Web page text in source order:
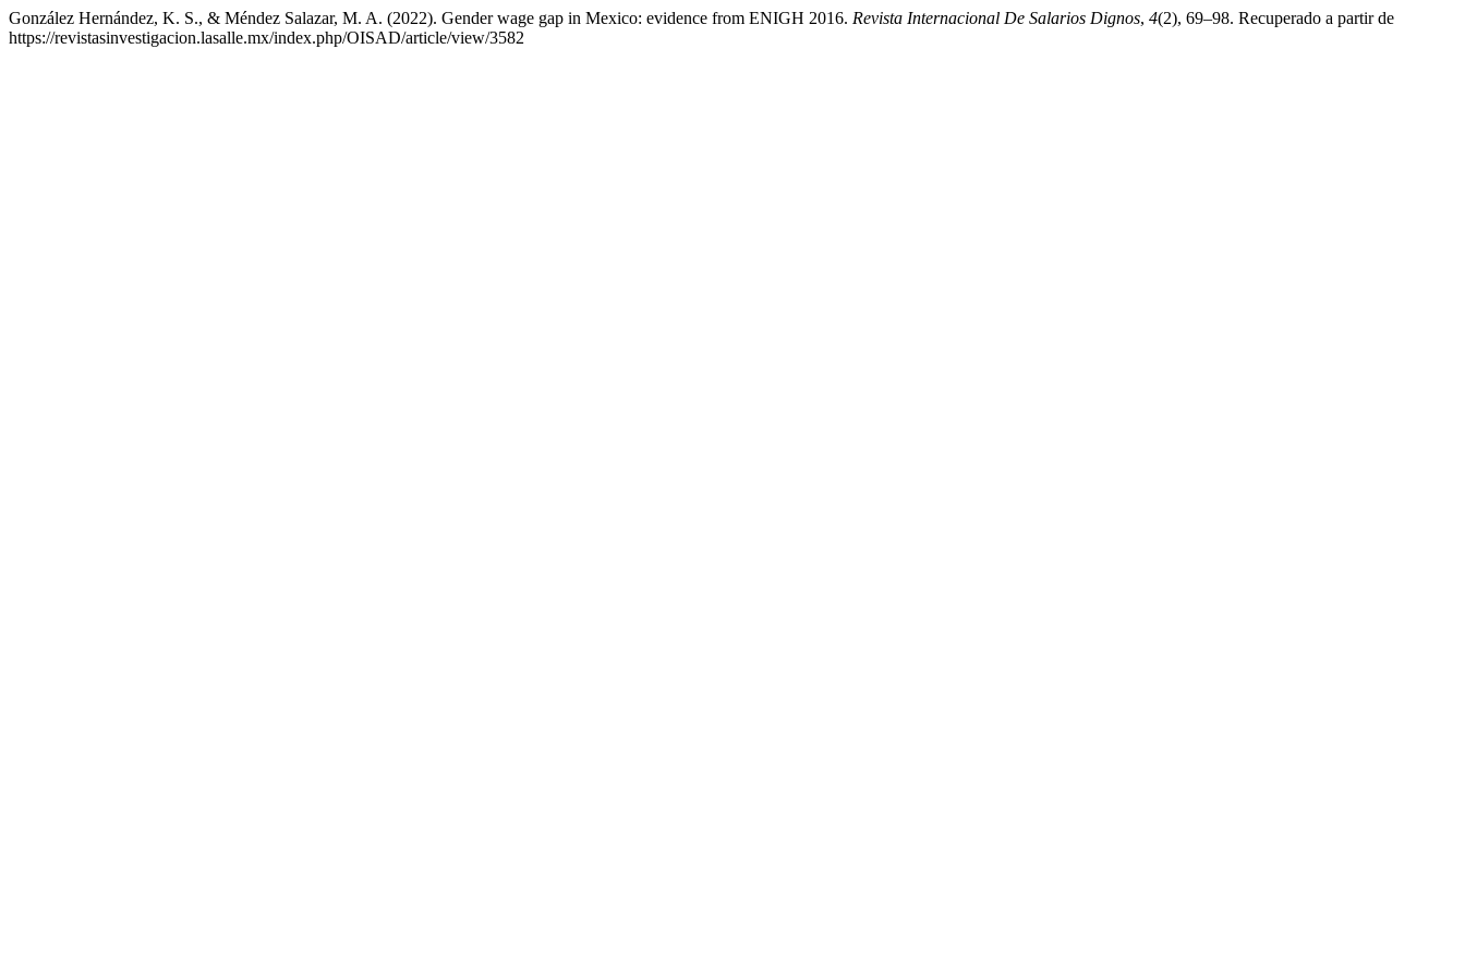
González Hernández, K. S., & Méndez Salazar, M. A. (2022). Gender wage gap in Mexico: evidence from ENIGH 2016. Revista Internacional De Salarios Dignos, 4(2), 69–98. Recuperado a partir de
https://revistasinvestigacion.lasalle.mx/index.php/OISAD/article/view/3582